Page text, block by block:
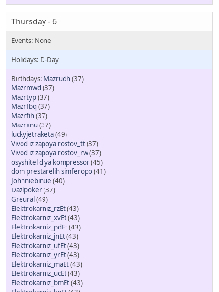
Thursday - 6
D-Day
Mazrudh(37)
Mazrmwd (37)
Mazrtyp(37)
Mazrfbq (37)
Mazrfih(37)
Mazrxnu (37)
luckyjetraketa(49)
Vivod iz zapoya rostov_tt(37)
Vivod iz zapoya rostov_rw(37)
osyshitel dlya kompressor(45)
dom prestarelih simferopo(41)
Johnniebinue (40)
Dazipoker(37)
Greural(49)
Elektrokarniz_rzEt(43)
Elektrokarniz_xvEt(43)
Elektrokarniz_pdEt(43)
Elektrokarniz_jnEt(43)
Elektrokarniz_ufEt(43)
Elektrokarniz_yrEt(43)
Elektrokarniz_maEt(43)
Elektrokarniz_ucEt(43)
Elektrokarniz_bmEt(43)